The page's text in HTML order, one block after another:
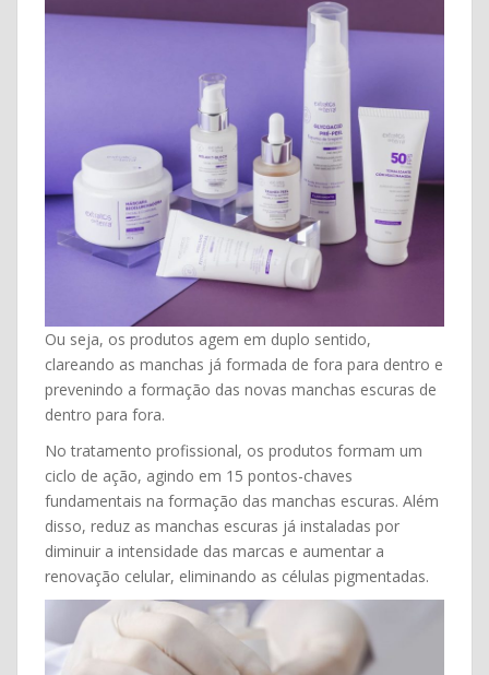
Ou seja, os produtos agem em duplo sentido,
clareando as manchas já formada de fora para dentro e
prevenindo a formação das novas manchas escuras de
dentro para fora.
No tratamento profissional, os produtos formam um
ciclo de ação, agindo em 15 pontos-chaves
fundamentais na formação das manchas escuras. Além
disso, reduz as manchas escuras já instaladas por
diminuir a intensidade das marcas e aumentar a
renovação celular, eliminando as células pigmentadas.